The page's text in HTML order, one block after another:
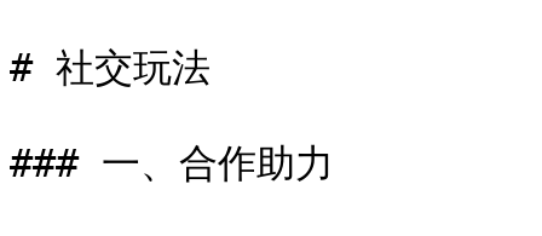
# 社交玩法
### 一、合作助力